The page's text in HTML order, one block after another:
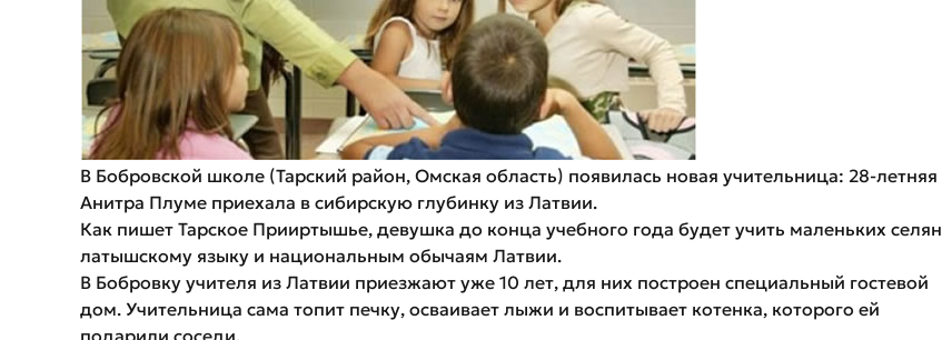
В Бобровской школе (Тарский район, Омская область) появилась новая учительница: 28-летняя
Анитра Плуме приехала в сибирскую глубинку из Латвии.
Как пишет Тарское Прииртышье, девушка до конца учебного года будет учить маленьких селян
латышскому языку и национальным обычаям Латвии.
В Бобровку учителя из Латвии приезжают уже 10 лет, для них построен специальный гостевой
дом. Учительница сама топит печку, осваивает лыжи и воспитывает котенка, которого ей
подарили соседи.